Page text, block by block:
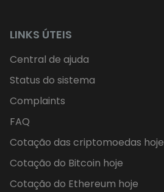
LINKS ÚTEIS
Central de ajuda
Status do sistema
Complaints
FAQ
Cotação das criptomoedas hoje
Cotação do Bitcoin hoje
Cotação do Ethereum hoje